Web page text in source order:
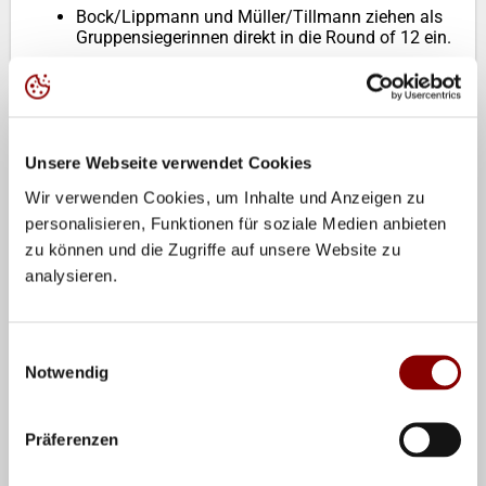
Unsere Webseite verwendet Cookies
Wir verwenden Cookies, um Inhalte und Anzeigen zu
personalisieren, Funktionen für soziale Medien anbieten
zu können und die Zugriffe auf unsere Website zu
analysieren.
Notwendig
Präferenzen
Bock/Lippmann und Müller/Tillmann ziehen als
Gruppensiegerinnen direkt in die Round of 12 ein.
Paul Henning/Lui Wüst beenden das Turnier auf
Rang 19. Ehlers/Wickler und Loren/Rietschel
ziehen als Gruppensieger direkt in die Round of
12 ein.
Ehlers/Wickler vs. Vinicius/Heitor (BRA)
(23:25,
21:23)
Pfretzschner/Winter vs. Seidl/Sponer (AUT)
(21:19,